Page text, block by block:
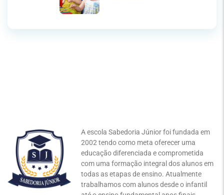
A escola Sabedoria Júnior foi fundada em
2002 tendo como meta oferecer uma
educação diferenciada e comprometida
com uma formação integral dos alunos em
todas as etapas de ensino. Atualmente
trabalhamos com alunos desde o infantil